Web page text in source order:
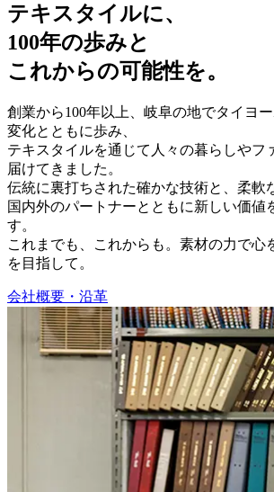
テキスタイルに、
100年の歩みと
これからの可能性を。
創業から100年以上、岐阜の地でタイヨ
変化とともに歩み、
テキスタイルを通じて人々の暮らしやフ
届けてきました。
伝統に裏打ちされた確かな技術と、柔軟
国内外のパートナーとともに新しい価値
す。
これまでも、これからも。素材の力で心
を目指して。
会社概要・沿革